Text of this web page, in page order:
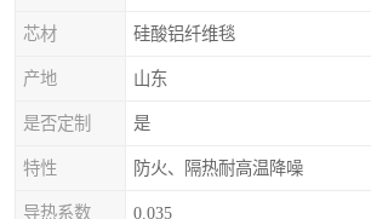
芯材 硅酸铝纤维毯
产地 山东
是否定制 是
特性 防火、隔热耐高温降噪
导热系数 0.035